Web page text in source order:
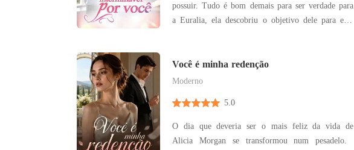
possuir. Tudo é bom demais para ser verdade para
a Euralia, ela descobriu o objetivo dele para esse
ela sentiu vergonha à prejudicar sua identidade. A s
Você é minha redenção
Moderno
5.0
O dia que deveria ser o mais feliz da vida de
Alicia Morgan se transformou num pesadelo.